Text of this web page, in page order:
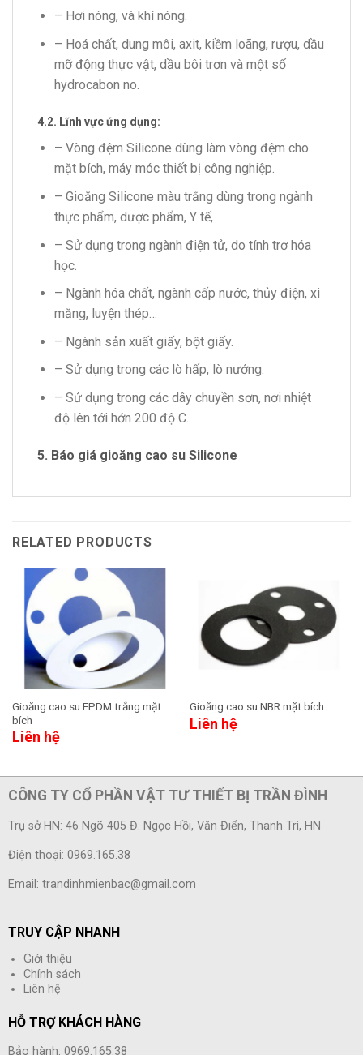
– Hơi nóng, và khí nóng.
– Hoá chất, dung môi, axit, kiềm loãng, rượu, dầu
mỡ động thực vật, dầu bôi trơn và một số
hydrocabon no.
4.2. Lĩnh vực ứng dụng:
– Vòng đệm Silicone dùng làm vòng đệm cho
mặt bích, máy móc thiết bị công nghiệp.
– Gioăng Silicone màu trắng dùng trong ngành
thực phẩm, dược phẩm, Y tế,
– Sử dụng trong ngành điện tử, do tính trơ hóa
học.
– Ngành hóa chất, ngành cấp nước, thủy điện, xi
măng, luyện thép…
– Ngành sản xuất giấy, bột giấy.
– Sử dụng trong các lò hấp, lò nướng.
– Sử dụng trong các dây chuyền sơn, nơi nhiệt
độ lên tới hớn 200 độ C.
5. Báo giá gioăng cao su Silicone
RELATED PRODUCTS
Gioăng cao su EPDM trắng mặt
bích
Liên hệ
Gioăng cao su NBR mặt bích
Liên hệ
CÔNG TY CỔ PHẦN VẬT TƯ THIẾT BỊ TRẦN ĐÌNH
Trụ sở HN: 46 Ngõ 405 Đ. Ngọc Hồi, Văn Điển, Thanh Trì, HN
Điện thoại: 0969.165.38
Email: trandinhmienbac@gmail.com
TRUY CẬP NHANH
Giới thiệu
Chính sách
Liên hệ
HỖ TRỢ KHÁCH HÀNG
Bảo hành: 0969.165.38